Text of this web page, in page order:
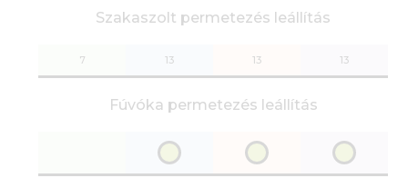
Szakaszolt permetezés leállítás
7 13 13 13
Fúvóka permetezés leállítás